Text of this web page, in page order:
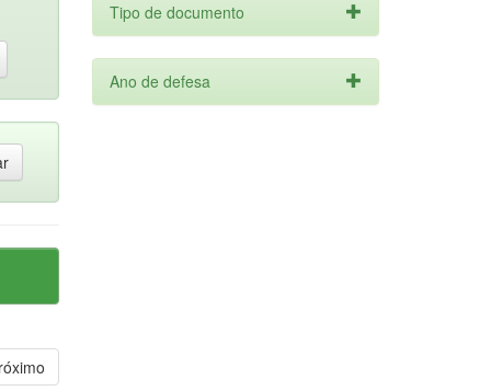
Tipo de documento
Ano de defesa